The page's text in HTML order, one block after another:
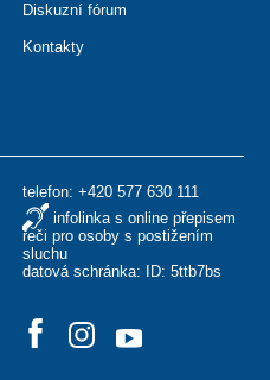
telefon: +420 577 630 111
infolinka s online přepisem
řeči pro osoby s postižením
sluchu
datová schránka: ID: 5ttb7bs
Diskuzní fórum
Kontakty